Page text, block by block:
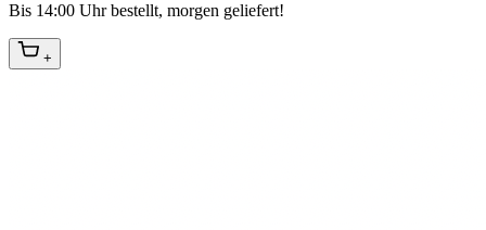
Bis 14:00 Uhr bestellt, morgen geliefert!
+